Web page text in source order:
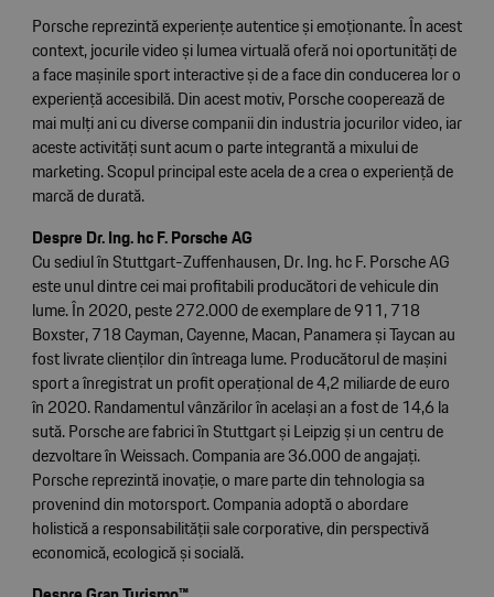
Porsche reprezintă experiențe autentice și emoționante. În acest
context, jocurile video și lumea virtuală oferă noi oportunități de
a face mașinile sport interactive și de a face din conducerea lor o
experiență accesibilă. Din acest motiv, Porsche cooperează de
mai mulți ani cu diverse companii din industria jocurilor video, iar
aceste activități sunt acum o parte integrantă a mixului de
marketing. Scopul principal este acela de a crea o experiență de
marcă de durată.
Despre Dr. Ing. hc F. Porsche AG
Cu sediul în Stuttgart-Zuffenhausen, Dr. Ing. hc F. Porsche AG
este unul dintre cei mai profitabili producători de vehicule din
lume. În 2020, peste 272.000 de exemplare de 911, 718
Boxster, 718 Cayman, Cayenne, Macan, Panamera și Taycan au
fost livrate clienților din întreaga lume. Producătorul de mașini
sport a înregistrat un profit operațional de 4,2 miliarde de euro
în 2020. Randamentul vânzărilor în același an a fost de 14,6 la
sută. Porsche are fabrici în Stuttgart și Leipzig și un centru de
dezvoltare în Weissach. Compania are 36.000 de angajați.
Porsche reprezintă inovație, o mare parte din tehnologia sa
provenind din motorsport. Compania adoptă o abordare
holistică a responsabilității sale corporative, din perspectivă
economică, ecologică și socială.